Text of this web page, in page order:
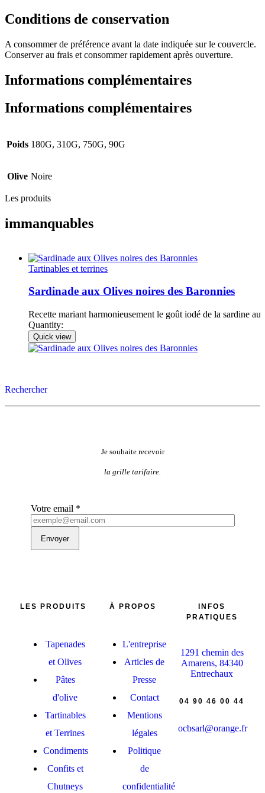
Conditions de conservation
A consommer de préférence avant la date indiquée sur le couvercle.
Conserver au frais et consommer rapidement après ouverture.
Informations complémentaires
Informations complémentaires
Poids 180G, 310G, 750G, 90G
Olive Noire
Les produits
immanquables
Tartinables et terrines
Sardinade aux Olives noires des Baronnies
Recette mariant harmonieusement le goût iodé de la sardine
Quantity:
Quick view
Rechercher
Je souhaite recevoir
la grille tarifaire.
Votre email *
Envoyer
LES PRODUITS
Tapenades
et Olives
Pâtes
d'olive
Tartinables
et Terrines
Condiments
Confits et
Chutneys
À PROPOS
L'entreprise
Articles de
Presse
Contact
Mentions
légales
Politique
de
confidentialité
INFOS
PRATIQUES
1291 chemin des
Amarens, 84340
Entrechaux
04 90 46 00 44
ocbsarl@orange.fr